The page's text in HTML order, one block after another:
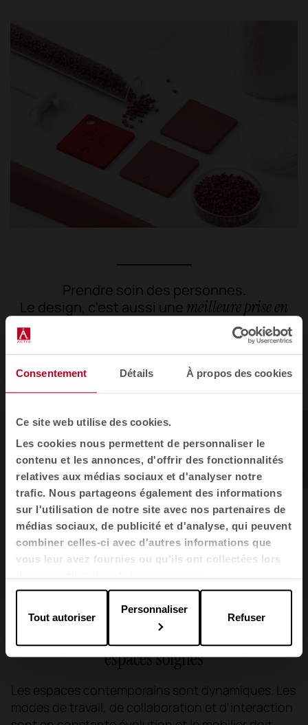
Consentement Détails À propos des cookies
Ce site web utilise des cookies.
Les cookies nous permettent de personnaliser le
contenu et les annonces, d'offrir des fonctionnalités
relatives aux médias sociaux et d'analyser notre
trafic. Nous partageons également des informations
sur l'utilisation de notre site avec nos partenaires de
médias sociaux, de publicité et d'analyse, qui peuvent
combiner celles-ci avec d'autres informations que
vous leur avez fournies ou qu'ils ont collectées lors
Tout autoriser
Personnaliser
Refuser
Prendre soin des personnes.
Le design, c'est aussi une meilleure prise en
Des espacesplus sainsetplus sûrs,
adaptésaux personnes qui y vivent.
matériaux honnêtes
espaces soignés
Les espaces contemporains sont dynamiques. Les
modes de travail, de collaboration et d'interaction